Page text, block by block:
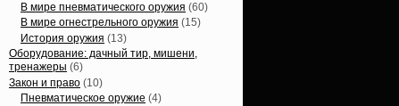
В мире пневматического оружия (60)
В мире огнестрельного оружия (15)
История оружия (13)
Оборудование: дачный тир, мишени,
тренажеры (6)
Закон и право (10)
Пневматическое оружие (4)